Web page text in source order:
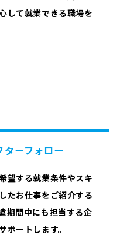
して就業できる職場を
ーフォロー
望する就業条件やスキ
たお仕事をご紹介する
期間中にも担当する企
ートします。